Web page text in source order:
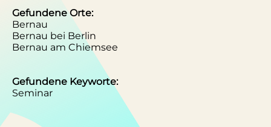
Gefundene Orte:
Bernau
Bernau bei Berlin
Bernau am Chiemsee
Gefundene Keyworte:
Seminar